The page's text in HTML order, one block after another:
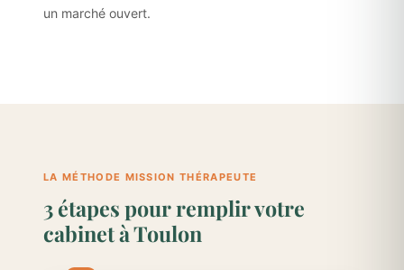
un marché ouvert.
LA MÉTHODE MISSION THÉRAPEUTE
3 étapes pour remplir votre
cabinet à Toulon